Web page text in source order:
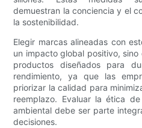
demuestran la conciencia y el
la sostenibilidad.
Elegir marcas alineadas con
un impacto global positivo,
productos diseñados para
rendimiento, ya que las
priorizar la calidad para
reemplazo. Evaluar la ética
ambiental debe ser parte
decisiones.